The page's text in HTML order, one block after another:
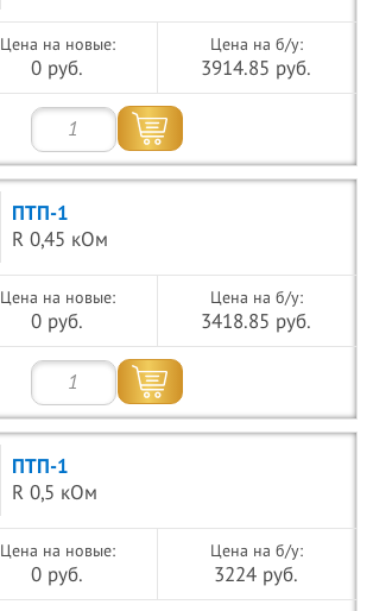
Цена на новые:
0 руб.
Цена на б/у:
3914.85 руб.
ПТП-1
R 0,45 кОм
Цена на новые:
0 руб.
Цена на б/у:
3418.85 руб.
ПТП-1
R 0,5 кОм
Цена на новые:
0 руб.
Цена на б/у:
3224 руб.